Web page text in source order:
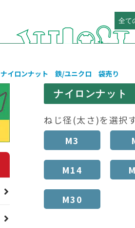
ナイロンナット 鉄/ユニクロ 袋売り
ナイロンナッ
ねじ径(太さ)を選択
M3
M14
M30